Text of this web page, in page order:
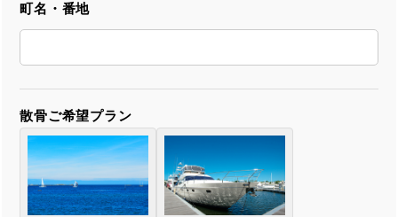
町名・番地
散骨ご希望プラン